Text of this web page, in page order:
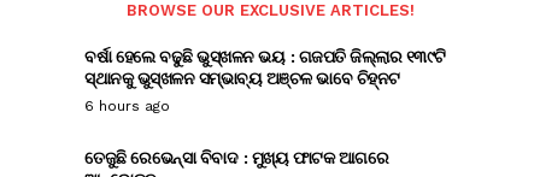
BROWSE OUR EXCLUSIVE ARTICLES!
ବର୍ଷା ହେଲେ ବଢୁଛି ଭୁସ୍ଖଳନ ଭୟ : ଗଜପତି ଜିଲ୍ଲାର ୧୩୯ଟି
ସ୍ଥାନକୁ ଭୁସ୍ଖଳନ ସମ୍ଭାବ୍ୟ ଅଞ୍ଚଳ ଭାବେ ଚିହ୍ନଟ
6 hours ago
ତେଜୁଛି ରେଭେନ୍ସା ବିବାଦ : ମୁଖ୍ୟ ଫାଟକ ଆଗରେ